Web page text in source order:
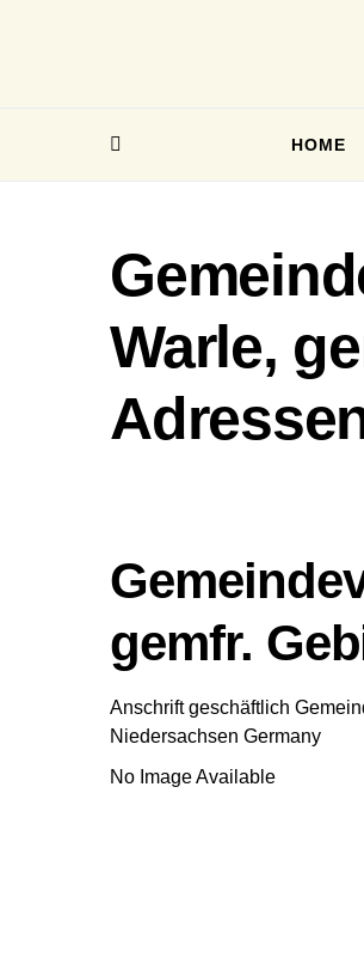
HOME
Warle,
gemfr.
Anschrift geschäftlich
Niedersachsen Germany
No Image Available